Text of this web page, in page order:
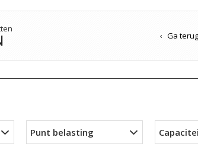
Ga
Punt belasting